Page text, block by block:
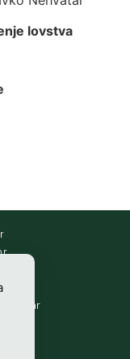
lovstva